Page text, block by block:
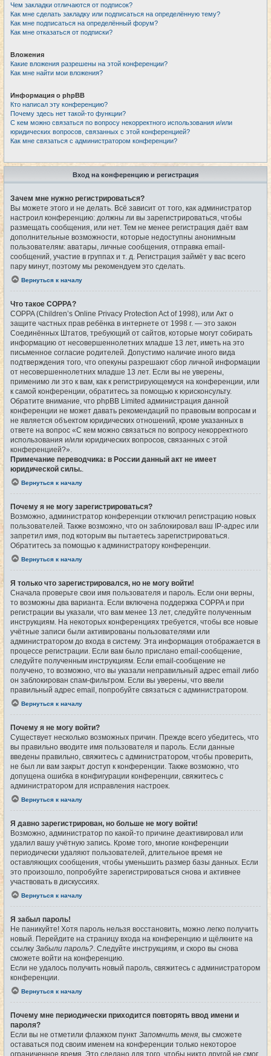
Чем закладки отличаются от подписок?
Как мне сделать закладку или подписаться на определённую тему?
Как мне подписаться на определённый форум?
Как мне отказаться от подписки?
Вложения
Какие вложения разрешены на этой конференции?
Как мне найти мои вложения?
Информация о phpBB
Кто написал эту конференцию?
Почему здесь нет такой-то функции?
С кем можно связаться по вопросу некорректного использования и/или
юридических вопросов, связанных с этой конференцией?
Как мне связаться с администратором конференции?
Вход на конференцию и регистрация
Зачем мне нужно регистрироваться?
Вы можете этого и не делать. Всё зависит от того, как администратор
настроил конференцию: должны ли вы зарегистрироваться, чтобы
размещать сообщения, или нет. Тем не менее регистрация даёт вам
дополнительные возможности, которые недоступны анонимным
пользователям: аватары, личные сообщения, отправка email-
сообщений, участие в группах и т. д. Регистрация займёт у вас всего
пару минут, поэтому мы рекомендуем это сделать.
Вернуться к началу
Что такое COPPA?
COPPA (Children’s Online Privacy Protection Act of 1998), или Акт о
защите частных прав ребёнка в интернете от 1998 г. — это закон
Соединённых Штатов, требующий от сайтов, которые могут собирать
информацию от несовершеннолетних младше 13 лет, иметь на это
письменное согласие родителей. Допустимо наличие иного вида
подтверждения того, что опекуны разрешают сбор личной информации
от несовершеннолетних младше 13 лет. Если вы не уверены,
применимо ли это к вам, как к регистрирующемуся на конференции, или
к самой конференции, обратитесь за помощью к юрисконсульту.
Обратите внимание, что phpBB Limited администрация данной
конференции не может давать рекомендаций по правовым вопросам и
не является объектом юридических отношений, кроме указанных в
ответе на вопрос «С кем можно связаться по вопросу некорректного
использования и/или юридических вопросов, связанных с этой
конференцией?».
Примечание переводчика: в России данный акт не имеет
юридической силы.
Вернуться к началу
Почему я не могу зарегистрироваться?
Возможно, администратор конференции отключил регистрацию новых
пользователей. Также возможно, что он заблокировал ваш IP-адрес или
запретил имя, под которым вы пытаетесь зарегистрироваться.
Обратитесь за помощью к администратору конференции.
Вернуться к началу
Я только что зарегистрировался, но не могу войти!
Сначала проверьте свои имя пользователя и пароль. Если они верны,
то возможны два варианта. Если включена поддержка COPPA и при
регистрации вы указали, что вам менее 13 лет, следуйте полученным
инструкциям. На некоторых конференциях требуется, чтобы все новые
учётные записи были активированы пользователями или
администратором до входа в систему. Эта информация отображается в
процессе регистрации. Если вам было прислано email-сообщение,
следуйте полученным инструкциям. Если email-сообщение не
получено, то возможно, что вы указали неправильный адрес email либо
он заблокирован спам-фильтром. Если вы уверены, что ввели
правильный адрес email, попробуйте связаться с администратором.
Вернуться к началу
Почему я не могу войти?
Существует несколько возможных причин. Прежде всего убедитесь, что
вы правильно вводите имя пользователя и пароль. Если данные
введены правильно, свяжитесь с администратором, чтобы проверить,
не был ли вам закрыт доступ к конференции. Также возможно, что
допущена ошибка в конфигурации конференции, свяжитесь с
администратором для исправления настроек.
Вернуться к началу
Я давно зарегистрирован, но больше не могу войти!
Возможно, администратор по какой-то причине деактивировал или
удалил вашу учётную запись. Кроме того, многие конференции
периодически удаляют пользователей, длительное время не
оставляющих сообщения, чтобы уменьшить размер базы данных. Если
это произошло, попробуйте зарегистрироваться снова и активнее
участвовать в дискуссиях.
Вернуться к началу
Я забыл пароль!
Не паникуйте! Хотя пароль нельзя восстановить, можно легко получить
новый. Перейдите на страницу входа на конференцию и щёлкните на
ссылку Забыли пароль? . Следуйте инструкциям, и скоро вы снова
сможете войти на конференцию.
Если не удалось получить новый пароль, свяжитесь с администратором
конференции.
Вернуться к началу
Почему мне периодически приходится повторять ввод имени и
пароля?
Если вы не отметили флажком пункт Запомнить меня , вы сможете
оставаться под своим именем на конференции только некоторое
ограниченное время. Это сделано для того, чтобы никто другой не смог